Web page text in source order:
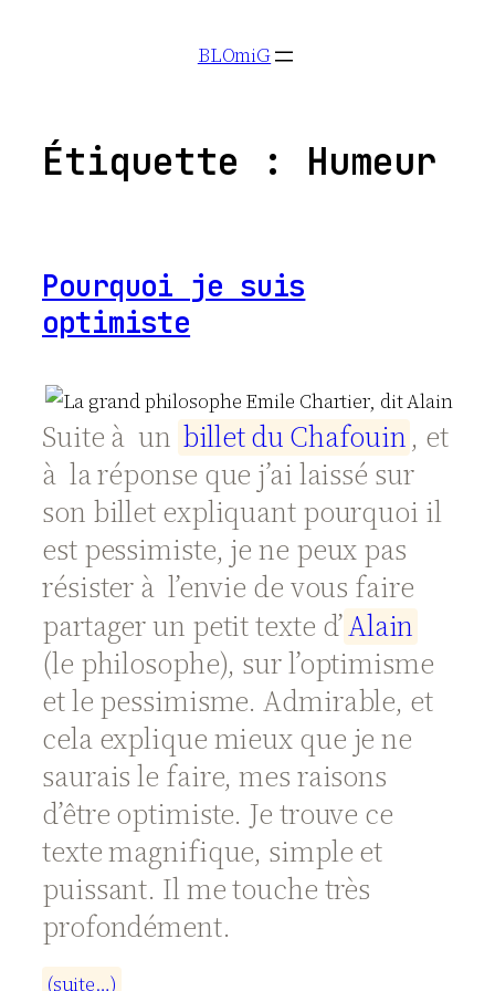
BLOmiG
Étiquette : Humeur
Pourquoi je suis
optimiste
Suite à un billetduChafouin, et
à la réponse que j’ai laissé sur
son billet expliquant pourquoi il
est pessimiste, je ne peux pas
résister à l’envie de vous faire
partager un petit texte d’Alain
(le philosophe), sur l’optimisme
et le pessimisme. Admirable, et
cela explique mieux que je ne
saurais le faire, mes raisons
d’être optimiste. Je trouve ce
texte magnifique, simple et
puissant. Il me touche très
profondément.
(suite…)